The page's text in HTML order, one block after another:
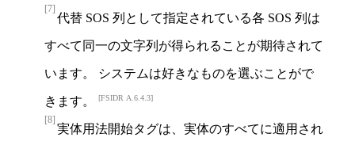
[7]
代替 SOS 列として指定されている各 SOS 列は
すべて同一の文字列が得られることが期待されて
います。 システムは好きなものを選ぶことがで
きます。 FSIDR A.6.4.3
[8]
実体用法開始タグは、実体のすべてに適用され